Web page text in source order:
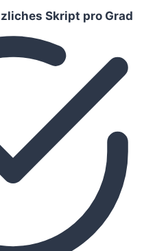
Skript pro Grad